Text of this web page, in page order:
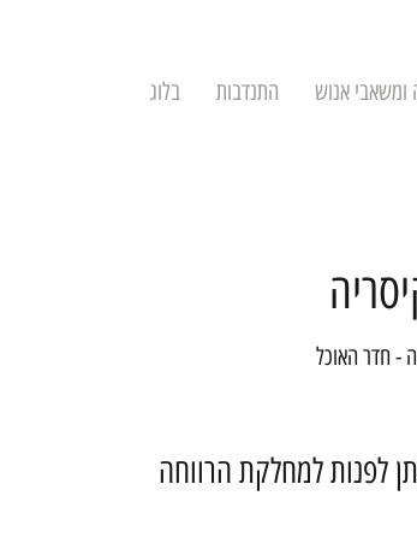
ומשאבי אנוש התנדבות בלוג
- חדר האוכל
לפנות למחלקת הרווחה